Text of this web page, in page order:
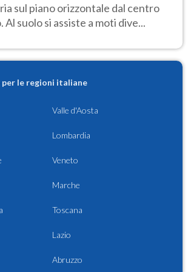
sul piano orizzontale dal centro
suolo si assiste a moti dive...
le regioni italiane
Valle d'Aosta
Lombardia
Veneto
Marche
Toscana
Lazio
Abruzzo